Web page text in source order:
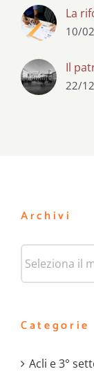
La
10/
Il
22/
Archivi
Categorie
Acli e 3°